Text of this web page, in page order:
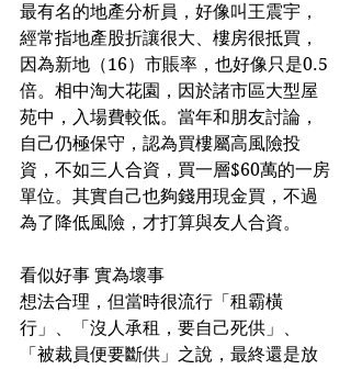
最有名的地產分析員，好像叫王震宇，
經常指地產股折讓很大、樓房很抵買，
因為新地（16）市賬率，也好像只是0.5
倍。相中淘大花園，因於諸市區大型屋
苑中，入場費較低。當年和朋友討論，
自己仍極保守，認為買樓屬高風險投
資，不如三人合資，買一層$60萬的一房
單位。其實自己也夠錢用現金買，不過
為了降低風險，才打算與友人合資。
看似好事 實為壞事
想法合理，但當時很流行「租霸橫
行」、「沒人承租，要自己死供」、
「被裁員便要斷供」之說，最終還是放